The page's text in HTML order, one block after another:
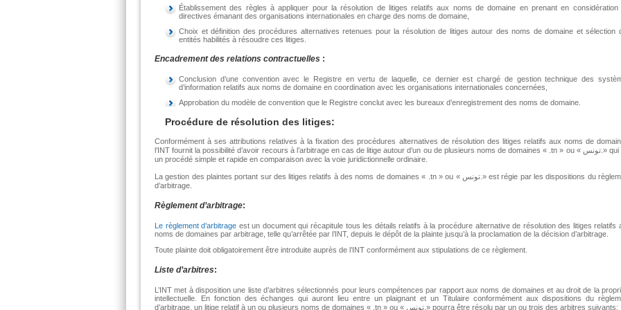
Établissement des règles à appliquer pour la résolution de litiges relatifs aux noms de domaine en prenant en considération
directives émanant des organisations internationales en charge des noms de domaine,
Choix et définition des procédures alternatives retenues pour la résolution de litiges autour des noms de domaine et sélection
entités habilités à résoudre ces litiges.
Encadrement des relations contractuelles :
Conclusion d’une convention avec le Registre en vertu de laquelle, ce dernier est chargé de gestion technique des
d’information relatifs aux noms de domaine en coordination avec les organisations internationales concernées,
Approbation du modèle de convention que le Registre conclut avec les bureaux d’enregistrement des noms de domaine.
Procédure de résolution des litiges:
Conformément à ses attributions relatives à la fixation des procédures alternatives de résolution des litiges relatifs aux noms de
l’INT fournit la possibilité d’avoir recours à l’arbitrage en cas de litige autour d’un ou de plusieurs noms de domaines « .tn » ou « تونس.» qui
un procédé simple et rapide en comparaison avec la voie juridictionnelle ordinaire.
La gestion des plaintes portant sur des litiges relatifs à des noms de domaines « .tn » ou « تونس.» est régie par les dispositions du
d’arbitrage.
Règlement d’arbitrage:
Le règlement d’arbitrage est un document qui récapitule tous les détails relatifs à la procédure alternative de résolution des litiges relatifs
noms de domaines par arbitrage, telle qu’arrêtée par l’INT, depuis le dépôt de la plainte jusqu’à la proclamation de la décision d’arbitrage.
Toute plainte doit obligatoirement être introduite auprès de l’INT conformément aux stipulations de ce règlement.
Liste d’arbitres:
L’INT met à disposition une liste d’arbitres sélectionnés pour leurs compétences par rapport aux noms de domaines et au droit de la
intellectuelle. En fonction des échanges qui auront lieu entre un plaignant et un Titulaire conformément aux dispositions du
d’arbitrage, un litige relatif à un ou plusieurs noms de domaines « .tn » ou « تونس .» pourra être résolu par un ou trois des arbitres suivants: